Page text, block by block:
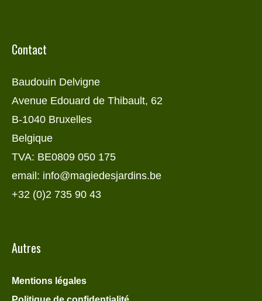
Contact
Baudouin Delvigne
Avenue Edouard de Thibault, 62
B-1040 Bruxelles
Belgique
TVA: BE0809 050 175
email: info@magiedesjardins.be
+32 (0)2 735 90 43
Autres
Mentions légales